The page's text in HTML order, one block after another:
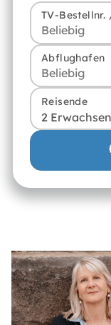
TV-
Abflughafen
Reisende
2